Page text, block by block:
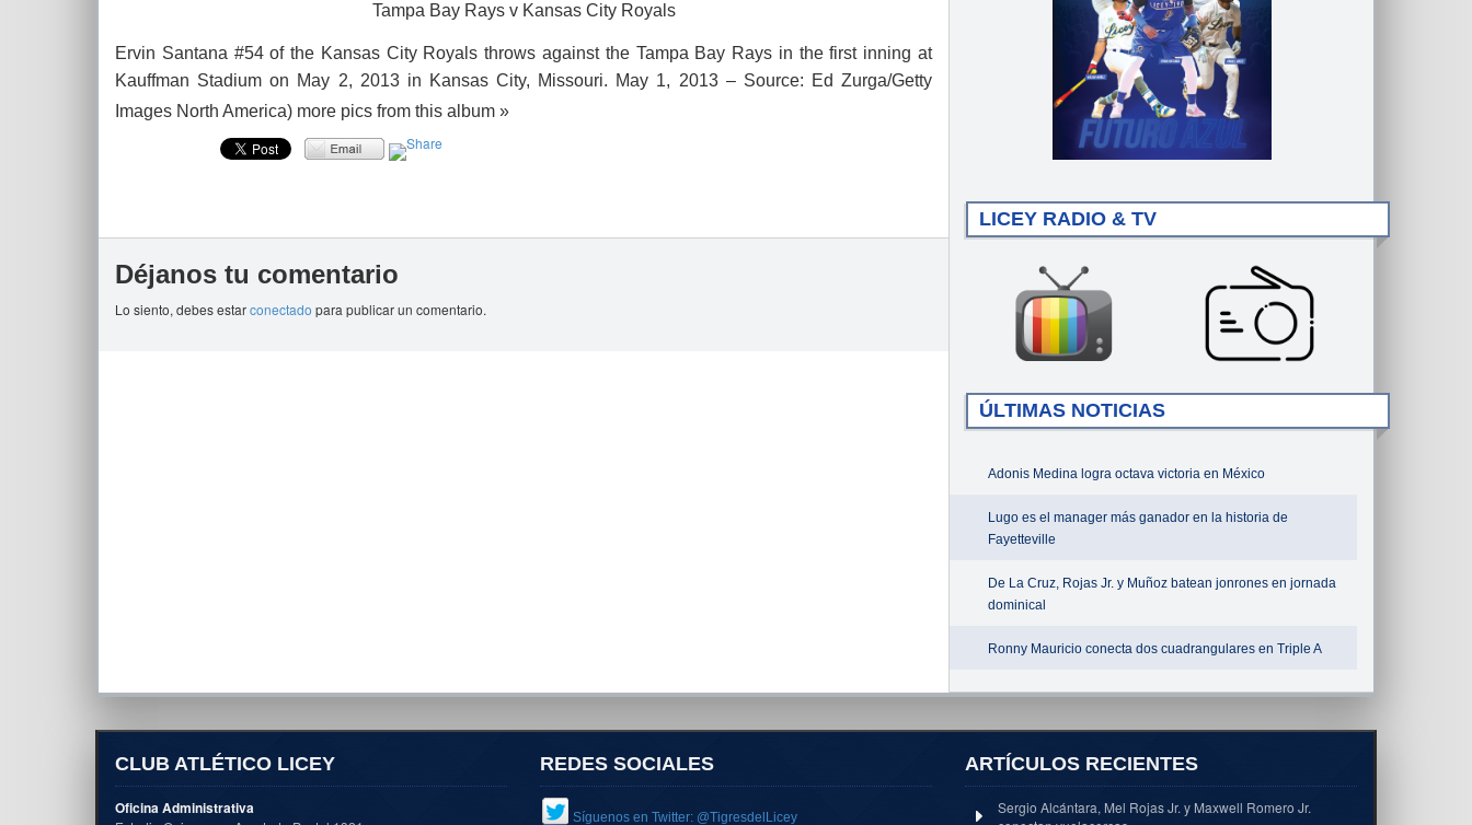
Tampa Bay Rays v Kansas City Royals
Ervin Santana #54 of the Kansas City Royals throws against the Tampa Bay Rays in the first inning at
Kauffman Stadium on May 2, 2013 in Kansas City, Missouri. May 1, 2013 – Source: Ed Zurga/Getty
Images North America) more pics from this album »
Déjanos tu comentario
Lo siento, debes estarconectado para publicar un comentario.
LICEY RADIO & TV
ÚLTIMAS NOTICIAS
Adonis Medina logra octava victoria en México
Lugo es el manager más ganador en la historia de
Fayetteville
De La Cruz, Rojas Jr. y Muñoz batean jonrones en jornada
dominical
Ronny Mauricio conecta dos cuadrangulares en Triple A
CLUB ATLÉTICO LICEY
Oficina Administrativa
REDES SOCIALES
Síguenos en Twitter: @TigresdelLicey
ARTÍCULOS RECIENTES
Sergio Alcántara, Mel Rojas Jr. y Maxwell Romero Jr.